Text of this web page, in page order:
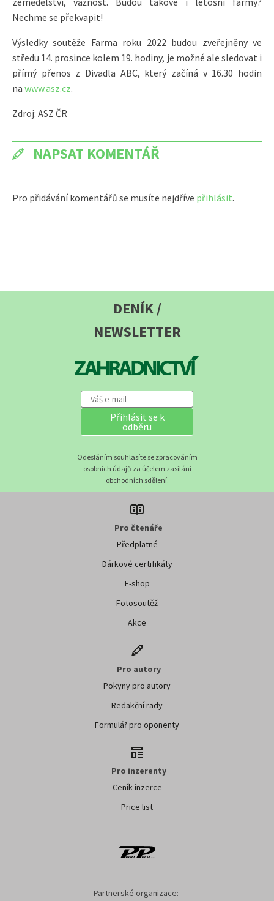
Nechme se překvapit!
Výsledky soutěže Farma roku 2022 budou zveřejněny ve
středu 14. prosince kolem 19. hodiny, je možné ale sledovat i
přímý přenos z Divadla ABC, který začíná v 16.30 hodin
na www.asz.cz.
Zdroj: ASZ ČR
NAPSAT KOMENTÁŘ
Pro přidávání komentářů se musíte nejdříve přihlásit.
DENÍK /
NEWSLETTER
Přihlásit se k
odběru
Odesláním souhlasíte se zpracováním
osobních údajů za účelem zasílání
obchodních sdělení.
Pro čtenáře
Předplatné
Dárkové certifikáty
E-shop
Fotosoutěž
Akce
Pro autory
Pokyny pro autory
Redakční rady
Formulář pro oponenty
Pro inzerenty
Ceník inzerce
Price list
Partnerské organizace: